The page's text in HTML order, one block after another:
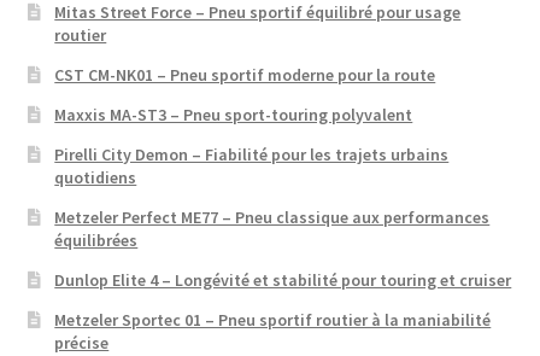
Mitas Street Force – Pneu sportif équilibré pour usage
routier
CST CM-NK01 – Pneu sportif moderne pour la route
Maxxis MA-ST3 – Pneu sport-touring polyvalent
Pirelli City Demon – Fiabilité pour les trajets urbains
quotidiens
Metzeler Perfect ME77 – Pneu classique aux performances
équilibrées
Dunlop Elite 4 – Longévité et stabilité pour touring et cruiser
Metzeler Sportec 01 – Pneu sportif routier à la maniabilité
précise